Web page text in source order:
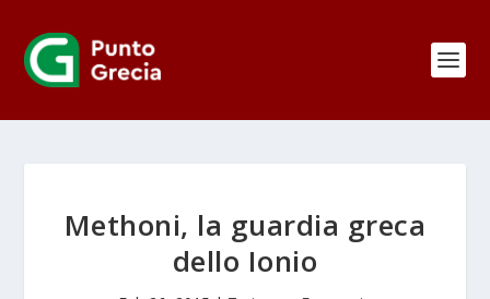
Methoni, la guardia greca
dello Ionio